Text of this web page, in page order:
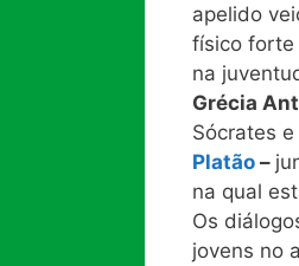
apelido
físico forte
na
Grécia
Sócrates
Platão –
na qual
Os
jovens no